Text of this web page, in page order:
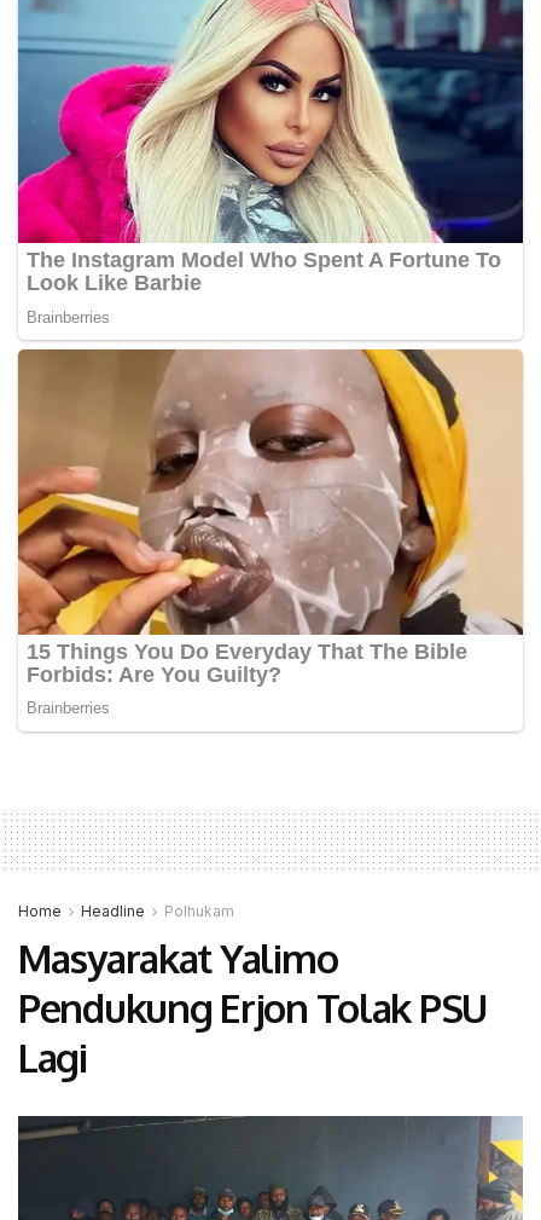
Home Headline Polhukam
Masyarakat Yalimo
Pendukung Erjon Tolak PSU
Lagi